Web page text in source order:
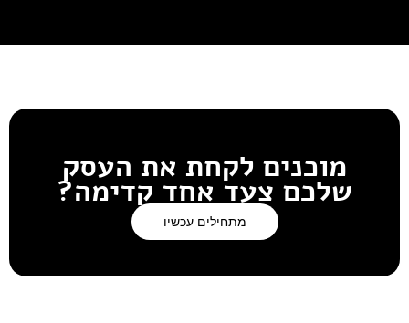
מוכנים לקחת את העסק
שלכם צעד אחד קדימה?
מתחילים עכשיו